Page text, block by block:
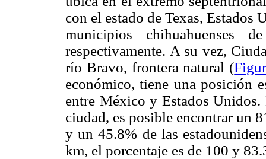
con el estado de Texas, Estados
municipios chihuahuenses
respectivamente. A su vez,
río Bravo, frontera natural (
económico, tiene una posición
entre México y Estados
ciudad, es posible encontrar un
y un 45.8% de las
km, el porcentaje es de 100 y